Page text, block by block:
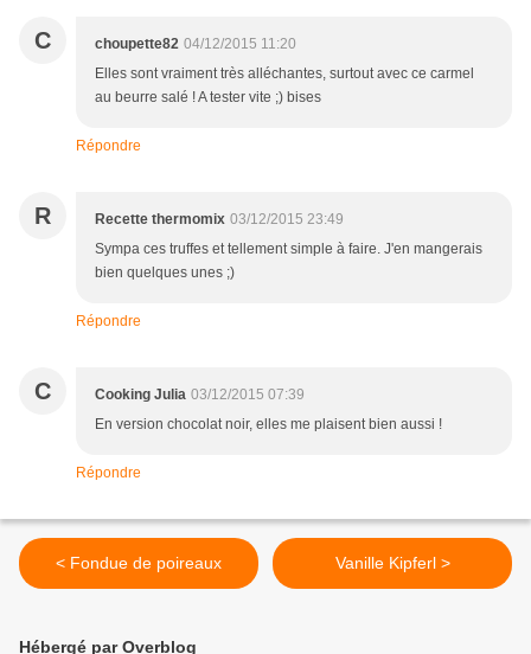
C choupette82 04/12/2015 11:20
Elles sont vraiment très alléchantes, surtout avec ce carmel
au beurre salé ! A tester vite ;) bises
Répondre
R Recette thermomix 03/12/2015 23:49
Sympa ces truffes et tellement simple à faire. J'en mangerais
bien quelques unes ;)
Répondre
C Cooking Julia 03/12/2015 07:39
En version chocolat noir, elles me plaisent bien aussi !
Répondre
< Fondue de poireaux Vanille Kipferl >
Hébergé par Overblog